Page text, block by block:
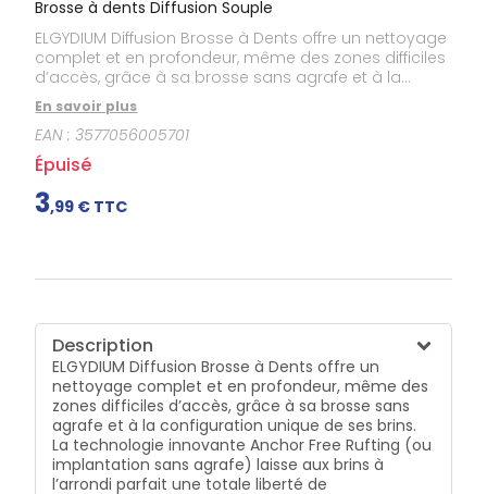
Brosse à dents Diffusion Souple
ELGYDIUM Diffusion Brosse à Dents offre un nettoyage
complet et en profondeur, même des zones difficiles
d’accès, grâce à sa brosse sans agrafe et à la
configuration unique de ses brins. La technologie
innovante Anchor Free Rufting (ou implantation sans
agrafe) laisse aux brins à l’arrondi parfait une totale
liberté de configuration. La brosse à dents s’adapte
à tout, fait preuve de souplesse et assure le meilleur
des nettoyages (idéalement trois fois par jour après
les repas).
En savoir plus
EAN :3577056005701
Épuisé
3,99 € TTC
Description
ELGYDIUM Diffusion Brosse à Dents offre un
nettoyage complet et en profondeur, même des
zones difficiles d’accès, grâce à sa brosse sans
agrafe et à la configuration unique de ses brins.
La technologie innovante Anchor Free Rufting (ou
implantation sans agrafe) laisse aux brins à
l’arrondi parfait une totale liberté de